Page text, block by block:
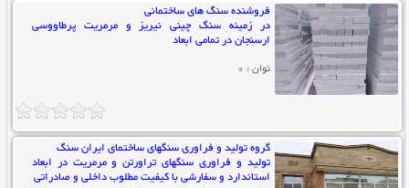
فروشنده سنگ های ساختمانی
در زمینه سنگ چینی نیریز و مرمریت پرطاووسی
ارسنجان در تمامی ابعاد
توان : 0
گروه تولید و فراوری سنگهای ساختمای ایران سنگ
تولید و فراوری سنگهای تراورتن و مرمریت در ابعاد
استاندارد و سفارشی با کیفیت مطلوب داخلی و صادراتی